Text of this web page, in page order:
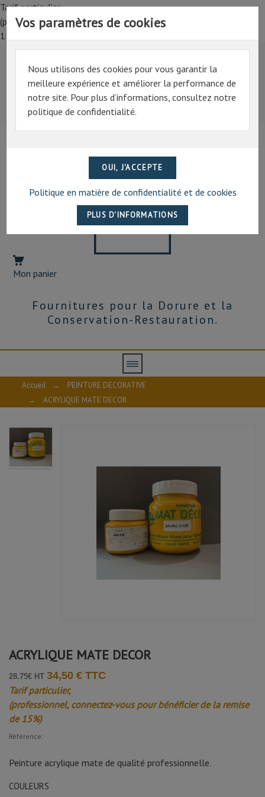
Tarif particulier,
(professionnel, connectez-vous pour bénéficier de la remise de
15%)
Tarif particulier,
(professionnel, connectez-vous pour bénéficier de la
remise de 15%)
07 69 94 13 47
Mon panier
Fournitures pour la Dorure et la
Conservation-Restauration.
Vos paramètres de cookies
Nous utilisons des cookies pour vous garantir la
meilleure expérience et améliorer la performance de
notre site. Pour plus d’informations, consultez notre
politique de confidentialité.
Politique en matière de confidentialité et de cookies
Accueil →
PEINTURE DECORATIVE
→
ACRYLIQUE MATE DECOR
ACRYLIQUE MATE DECOR
28.75€ HT 34,50 € TTC
Tarif particulier,
(professionnel, connectez-vous pour bénéficier de la remise
de 15%)
Référence:
Peinture acrylique mate de qualité professionnelle.
COULEURS